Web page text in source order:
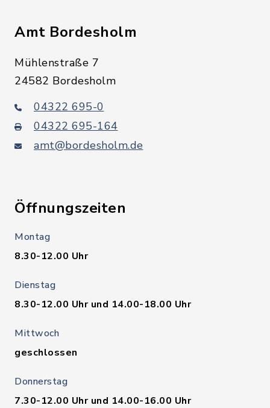
Amt Bordesholm
Mühlenstraße 7
24582 Bordesholm
04322 695-0
04322 695-164
amt@bordesholm.de
Öffnungszeiten
Montag
8.30-12.00 Uhr
Dienstag
8.30-12.00 Uhr und 14.00-18.00 Uhr
Mittwoch
geschlossen
Donnerstag
7.30-12.00 Uhr und 14.00-16.00 Uhr